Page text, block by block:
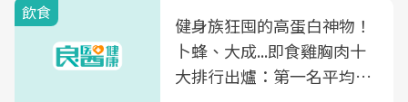
飲食
健身族狂囤的高蛋白神物！
卜蜂、大成...即食雞胸肉十
大排行出爐：第一名平均一